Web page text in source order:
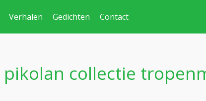
Verhalen Gedichten Contact
pikolan collectie